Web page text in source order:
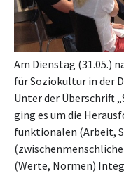
Am Dienstag (31.05.)
für Soziokultur in der
Unter der Überschrift
ging es um die
funktionalen (Arbeit,
(Werte, Normen)